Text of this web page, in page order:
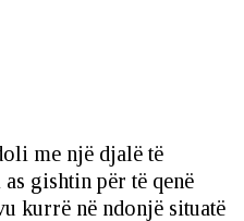
me një djalë të
gishtin për të qenë
kurrë në ndonjë situatë